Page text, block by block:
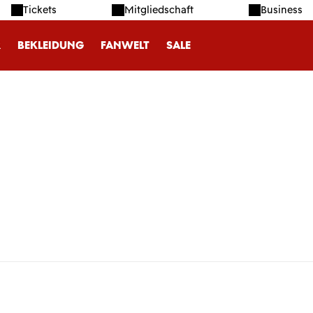
Tickets Mitgliedschaft Business
BEKLEIDUNG FANWELT SALE